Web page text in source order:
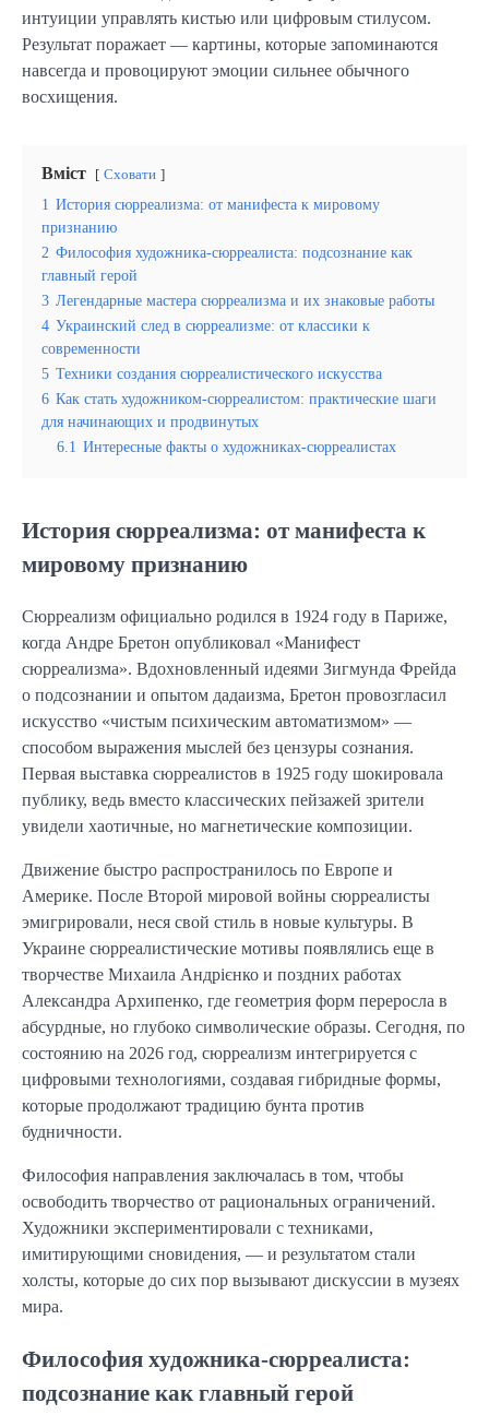
интуиции управлять кистью или цифровым стилусом.
Результат поражает — картины, которые запоминаются
навсегда и провоцируют эмоции сильнее обычного
восхищения.
Вміст Сховати
1 История сюрреализма: от манифеста к мировому
признанию
2 Философия художника-сюрреалиста: подсознание как
главный герой
3 Легендарные мастера сюрреализма и их знаковые работы
4 Украинский след в сюрреализме: от классики к
современности
5 Техники создания сюрреалистического искусства
6 Как стать художником-сюрреалистом: практические шаги
для начинающих и продвинутых
6.1 Интересные факты о художниках-сюрреалистах
История сюрреализма: от манифеста к
мировому признанию
Сюрреализм официально родился в 1924 году в Париже,
когда Андре Бретон опубликовал «Манифест
сюрреализма». Вдохновленный идеями Зигмунда Фрейда
о подсознании и опытом дадаизма, Бретон провозгласил
искусство «чистым психическим автоматизмом» —
способом выражения мыслей без цензуры сознания.
Первая выставка сюрреалистов в 1925 году шокировала
публику, ведь вместо классических пейзажей зрители
увидели хаотичные, но магнетические композиции.
Движение быстро распространилось по Европе и
Америке. После Второй мировой войны сюрреалисты
эмигрировали, неся свой стиль в новые культуры. В
Украине сюрреалистические мотивы появлялись еще в
творчестве Михаила Андрієнко и поздних работах
Александра Архипенко, где геометрия форм переросла в
абсурдные, но глубоко символические образы. Сегодня, по
состоянию на 2026 год, сюрреализм интегрируется с
цифровыми технологиями, создавая гибридные формы,
которые продолжают традицию бунта против
будничности.
Философия направления заключалась в том, чтобы
освободить творчество от рациональных ограничений.
Художники экспериментировали с техниками,
имитирующими сновидения, — и результатом стали
холсты, которые до сих пор вызывают дискуссии в музеях
мира.
Философия художника-сюрреалиста:
подсознание как главный герой